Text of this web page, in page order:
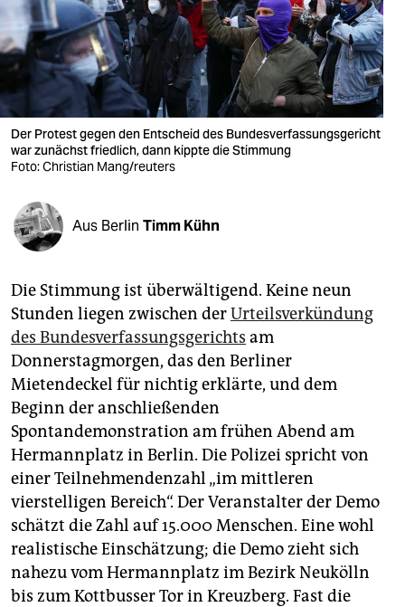
nord
wahrheit
verlag
verlag
veranstaltungen
shop
fragen & hilfe
abo
genossenschaft
epaper login
Der Protest gegen den Entscheid des Bundesverfassungsgericht
war zunächst friedlich, dann kippte die Stimmung
Foto: Christian Mang/reuters
Aus Berlin Timm Kühn
Die Stimmung ist überwältigend. Keine neun
Stunden liegen zwischen derUrteilsverkündung
des Bundesverfassungsgerichts am
Donnerstagmorgen, das den Berliner
Mietendeckel für nichtig erklärte, und dem
Beginn der anschließenden
Spontandemonstration am frühen Abend am
Hermannplatz in Berlin. Die Polizei spricht von
einer Teilnehmendenzahl „im mittleren
vierstelligen Bereich“. Der Veranstalter der Demo
schätzt die Zahl auf 15.000 Menschen. Eine wohl
realistische Einschätzung; die Demo zieht sich
nahezu vom Hermannplatz im Bezirk Neukölln
bis zum Kottbusser Tor in Kreuzberg. Fast die